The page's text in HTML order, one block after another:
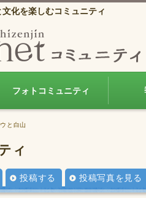
化を楽しむコミュニティ
フォトコミュニティ
と白山
ィ
投稿する 投稿写真を見る